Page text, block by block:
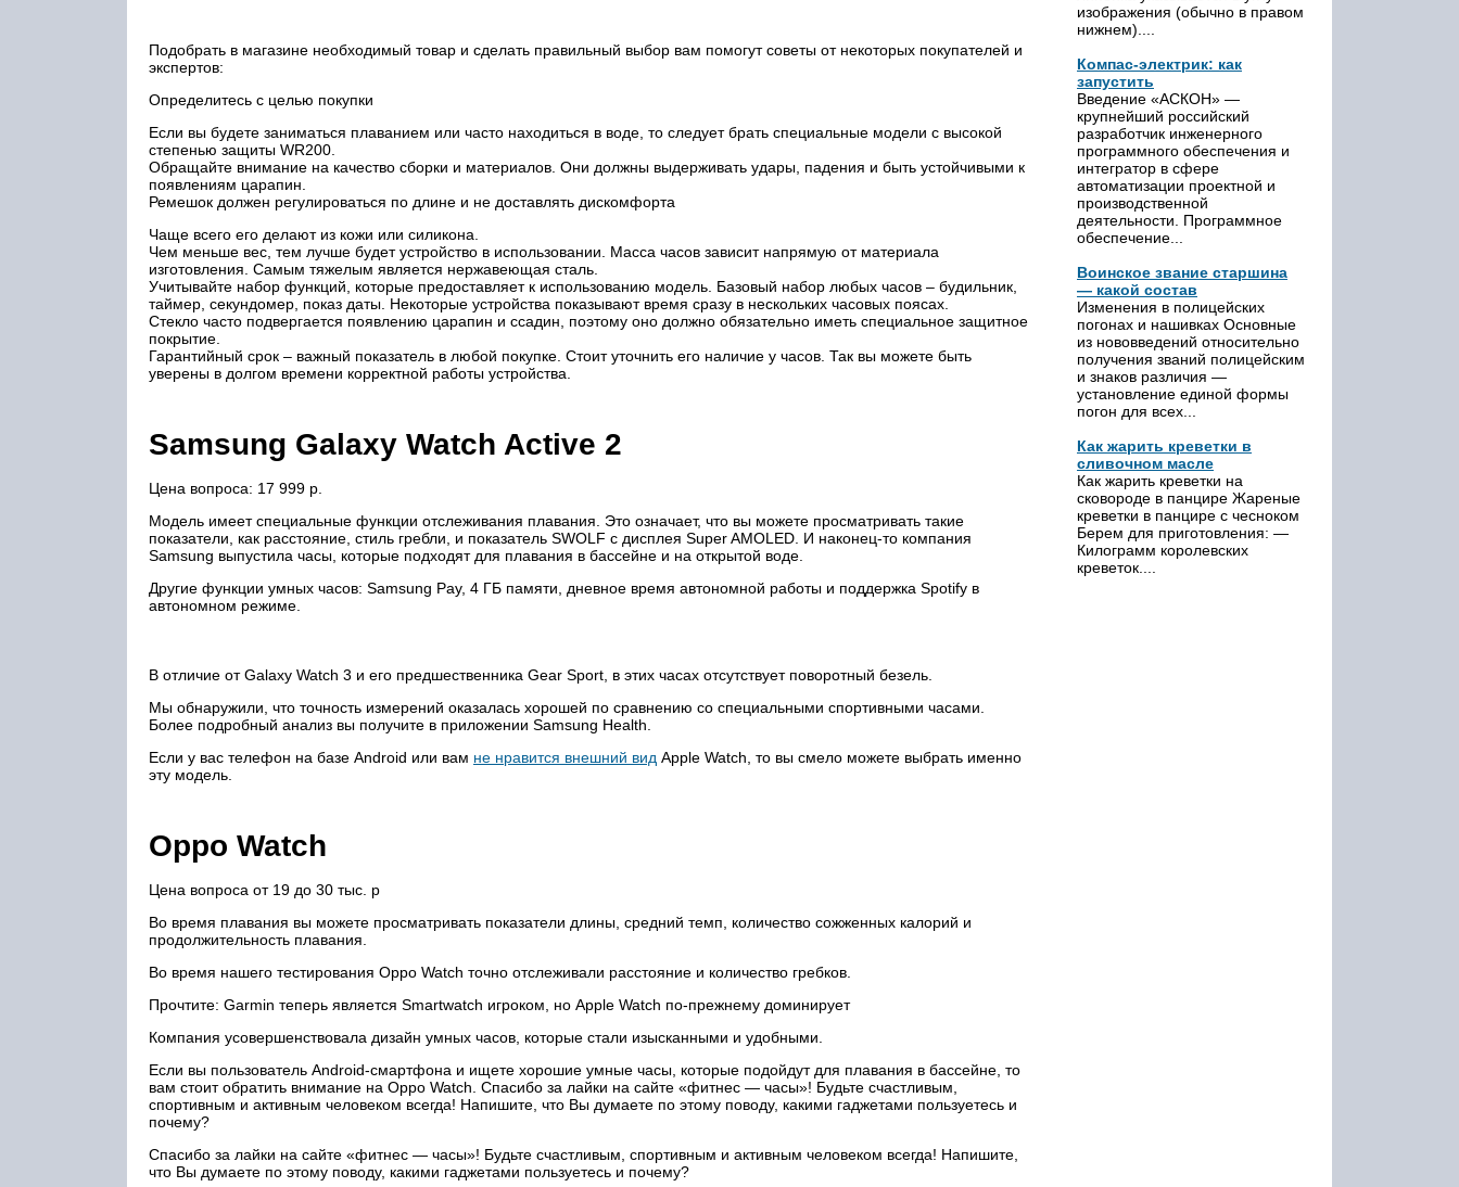
Подобрать в магазине необходимый товар и сделать правильный выбор вам помогут советы от некоторых покупателей и
экспертов:
Определитесь с целью покупки
Если вы будете заниматься плаванием или часто находиться в воде, то следует брать специальные модели с высокой
степенью защиты WR200.
Обращайте внимание на качество сборки и материалов. Они должны выдерживать удары, падения и быть устойчивыми к
появлениям царапин.
Ремешок должен регулироваться по длине и не доставлять дискомфорта
Чаще всего его делают из кожи или силикона.
Чем меньше вес, тем лучше будет устройство в использовании. Масса часов зависит напрямую от материала
изготовления. Самым тяжелым является нержавеющая сталь.
Учитывайте набор функций, которые предоставляет к использованию модель. Базовый набор любых часов – будильник,
таймер, секундомер, показ даты. Некоторые устройства показывают время сразу в нескольких часовых поясах.
Стекло часто подвергается появлению царапин и ссадин, поэтому оно должно обязательно иметь специальное защитное
покрытие.
Гарантийный срок – важный показатель в любой покупке. Стоит уточнить его наличие у часов. Так вы можете быть
уверены в долгом времени корректной работы устройства.
Samsung Galaxy Watch Active 2
Цена вопроса: 17 999 р.
Модель имеет специальные функции отслеживания плавания. Это означает, что вы можете просматривать такие
показатели, как расстояние, стиль гребли, и показатель SWOLF с дисплея Super AMOLED. И наконец-то компания
Samsung выпустила часы, которые подходят для плавания в бассейне и на открытой воде.
Другие функции умных часов: Samsung Pay, 4 ГБ памяти, дневное время автономной работы и поддержка Spotify в
автономном режиме.
В отличие от Galaxy Watch 3 и его предшественника Gear Sport, в этих часах отсутствует поворотный безель.
Мы обнаружили, что точность измерений оказалась хорошей по сравнению со специальными спортивными часами.
Более подробный анализ вы получите в приложении Samsung Health.
Если у вас телефон на базе Android или вам не нравится внешний вид Apple Watch, то вы смело можете выбрать именно
эту модель.
Oppo Watch
Цена вопроса от 19 до 30 тыс. р
Во время плавания вы можете просматривать показатели длины, средний темп, количество сожженных калорий и
продолжительность плавания.
Во время нашего тестирования Oppo Watch точно отслеживали расстояние и количество гребков.
Прочтите: Garmin теперь является Smartwatch игроком, но Apple Watch по-прежнему доминирует
Компания усовершенствовала дизайн умных часов, которые стали изысканными и удобными.
Если вы пользователь Android-смартфона и ищете хорошие умные часы, которые подойдут для плавания в бассейне, то
вам стоит обратить внимание на Oppo Watch. Спасибо за лайки на сайте «фитнес — часы»! Будьте счастливым,
спортивным и активным человеком всегда! Напишите, что Вы думаете по этому поводу, какими гаджетами пользуетесь и
почему?
Спасибо за лайки на сайте «фитнес — часы»! Будьте счастливым, спортивным и активным человеком всегда! Напишите,
что Вы думаете по этому поводу, какими гаджетами пользуетесь и почему?
изображения (обычно в правом
нижнем)....
Компас-электрик: как
запустить
Введение «АСКОН» —
крупнейший российский
разработчик инженерного
программного обеспечения и
интегратор в сфере
автоматизации проектной и
производственной
деятельности. Программное
обеспечение...
Воинское звание старшина
— какой состав
Изменения в полицейских
погонах и нашивках Основные
из нововведений относительно
получения званий полицейским
и знаков различия —
установление единой формы
погон для всех...
Как жарить креветки в
сливочном масле
Как жарить креветки на
сковороде в панцире Жареные
креветки в панцире с чесноком
Берем для приготовления: —
Килограмм королевских
креветок....